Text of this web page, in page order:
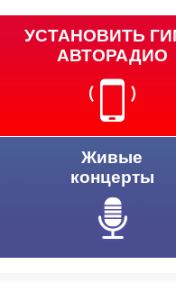
УСТАНОВИТЬ
АВТОРАДИО
Живые
концерты